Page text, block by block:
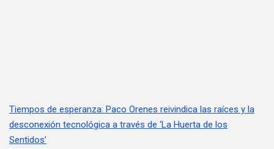
Tiempos de esperanza: Paco Orenes reivindica las raíces y la
desconexión tecnológica a través de ‘La Huerta de los
Sentidos’